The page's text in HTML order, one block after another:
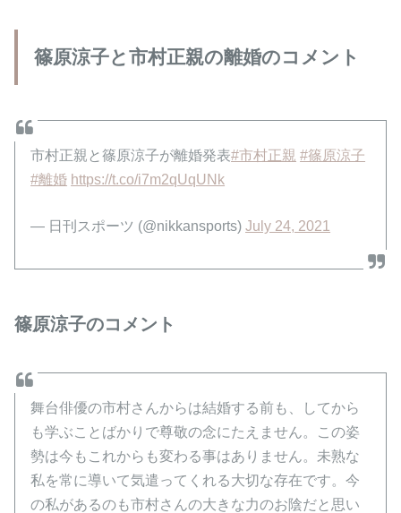
篠原涼子と市村正親の離婚のコメント
市村正親と篠原涼子が離婚発表#市村正親 #篠原涼子
#離婚 https://t.co/i7m2qUqUNk
— 日刊スポーツ (@nikkansports)July 24, 2021
篠原涼子のコメント
舞台俳優の市村さんからは結婚する前も、してから
も学ぶことばかりで尊敬の念にたえません。この姿
勢は今もこれからも変わる事はありません。未熟な
私を常に導いて気遣ってくれる大切な存在です。今
の私があるのも市村さんの大きな力のお陰だと思い